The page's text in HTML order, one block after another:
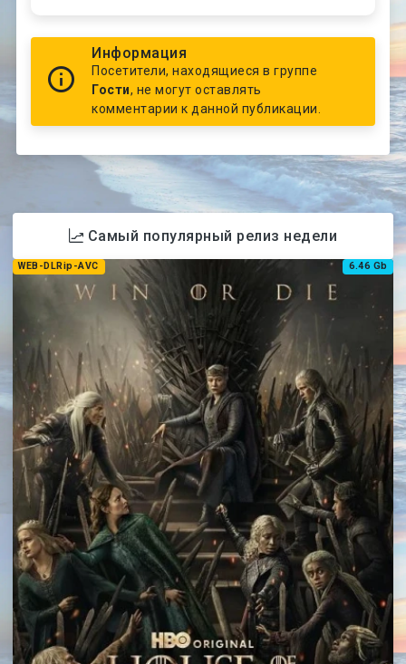
Информация
Посетители, находящиеся в группе
Гости, не могут оставлять
комментарии к данной публикации.
Самый популярный релиз недели
WEB-DLRip-AVC 6.46 Gb